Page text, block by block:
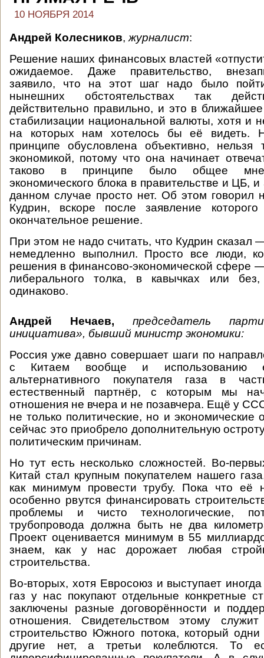
10 НОЯБРЯ 2014
Андрей Колесников, журналист:
Решение наших финансовых властей
ожидаемое. Даже правительство,
заявило, что на этот шаг надо было
нынешних обстоятельствах так
действительно правильно, и это в
стабилизации национальной валюты, хотя и
на которых нам хотелось бы её видеть.
принципе обусловлена объективно, нельзя
экономикой, потому что она начинает
таково в принципе было общее
экономического блока в правительстве и ЦБ,
данном случае просто нет. Об этом говорил
Кудрин, вскоре после заявление
окончательное решение.
При этом не надо считать, что Кудрин сказал
немедленно выполнил. Просто все люди,
решения в финансово-экономической сфере
либерального толка, в кавычках или
одинаково.
Андрей Нечаев,
председатель
инициатива», бывший министр экономики:
Россия уже давно совершает шаги по
с Китаем вообще и использованию
альтернативного покупателя газа в
естественный партнёр, с которым мы
отношения не вчера и не позавчера. Ещё у
не только политические, но и экономические
сейчас это приобрело дополнительную
политическим причинам.
Но тут есть несколько сложностей. Во-
Китай стал крупным покупателем нашего
как минимум провести трубу. Пока что её
особенно рвутся финансировать
проблемы и чисто технологические,
трубопровода должна быть не два
Проект оценивается минимум в 55
знаем, как у нас дорожает любая
строительства.
Во-вторых, хотя Евросоюз и выступает
газ у нас покупают отдельные конкретные
заключены разные договорённости и
отношения. Свидетельством этому
строительство Южного потока, который
другие нет, а третьи колеблются. То